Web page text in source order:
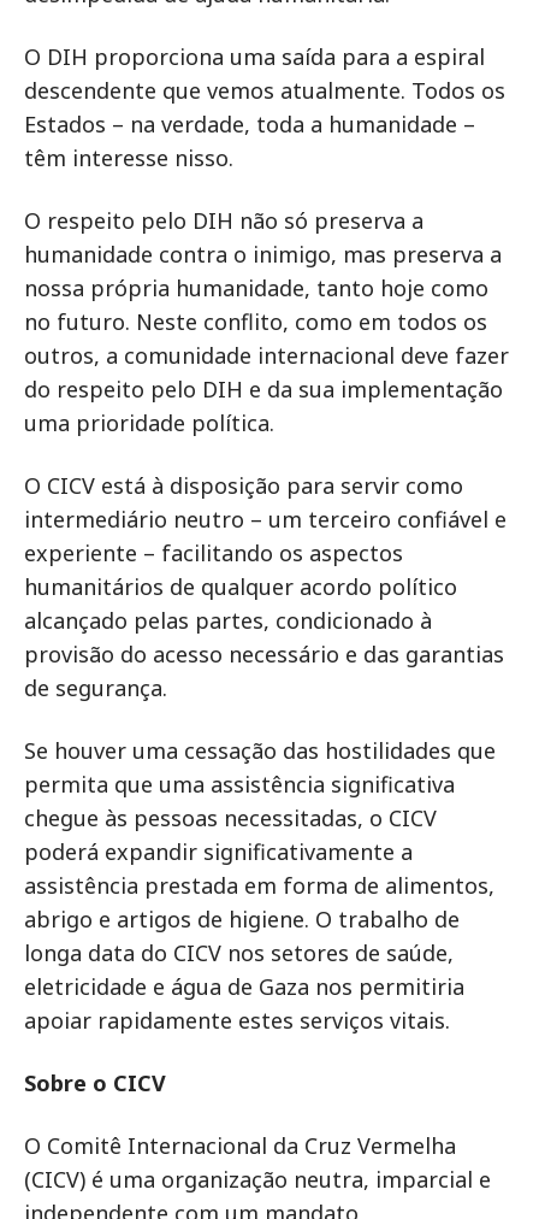
O DIH proporciona uma saída para a espiral
descendente que vemos atualmente. Todos os
Estados – na verdade, toda a humanidade –
têm interesse nisso.
O respeito pelo DIH não só preserva a
humanidade contra o inimigo, mas preserva a
nossa própria humanidade, tanto hoje como
no futuro. Neste conflito, como em todos os
outros, a comunidade internacional deve fazer
do respeito pelo DIH e da sua implementação
uma prioridade política.
O CICV está à disposição para servir como
intermediário neutro – um terceiro confiável e
experiente – facilitando os aspectos
humanitários de qualquer acordo político
alcançado pelas partes, condicionado à
provisão do acesso necessário e das garantias
de segurança.
Se houver uma cessação das hostilidades que
permita que uma assistência significativa
chegue às pessoas necessitadas, o CICV
poderá expandir significativamente a
assistência prestada em forma de alimentos,
abrigo e artigos de higiene. O trabalho de
longa data do CICV nos setores de saúde,
eletricidade e água de Gaza nos permitiria
apoiar rapidamente estes serviços vitais.
Sobre o CICV
O Comitê Internacional da Cruz Vermelha
(CICV) é uma organização neutra, imparcial e
independente com um mandato